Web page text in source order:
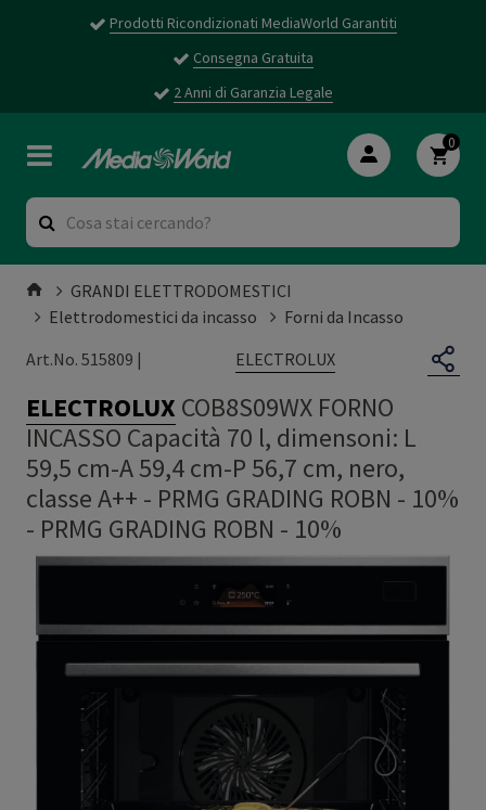
Prodotti Ricondizionati MediaWorld Garantiti
Consegna Gratuita
2 Anni di Garanzia Legale
0
GRANDI ELETTRODOMESTICI
Elettrodomestici da incasso
Forni da Incasso
Art.No. 515809 |
ELECTROLUX
ELECTROLUX COB8S09WX FORNO
INCASSO Capacità 70 l, dimensoni: L
59,5 cm-A 59,4 cm-P 56,7 cm, nero,
classe A++ - PRMG GRADING ROBN - 10%
- PRMG GRADING ROBN - 10%